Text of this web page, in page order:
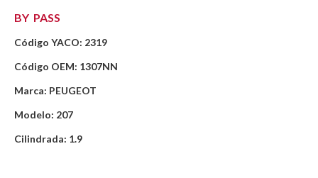
BY PASS
Código YACO: 2319
Código OEM: 1307NN
Marca: PEUGEOT
Modelo: 207
Cilindrada: 1.9